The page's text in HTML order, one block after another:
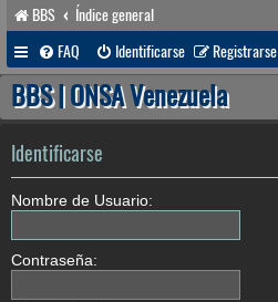
BBS
Índice general
FAQ
Identificarse Registrarse
BBS | ONSA Venezuela
Identificarse
Nombre de Usuario:
Contraseña: